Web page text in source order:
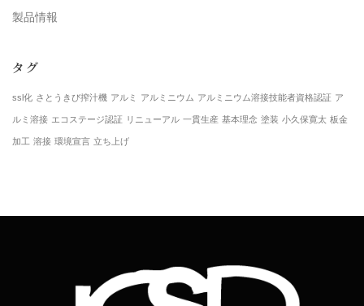
製品情報
タグ
ssl化 さとうきび搾汁機 アルミ アルミニウム アルミニウム溶接技能者資格認証 ア
ルミ溶接 エコステージ認証 リニューアル 一貫生産 基本理念 塗装 小久保寛太 板金
加工 溶接 環境宣言 立ち上げ